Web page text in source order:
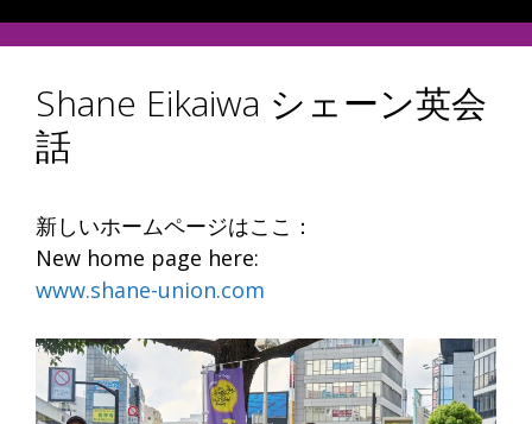
Shane Eikaiwa シェーン英会
話
新しいホームページはここ：
New home page here:
www.shane-union.com